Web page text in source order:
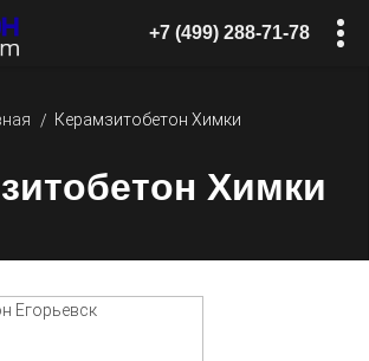
+7 (499) 288-71-78
Керамзитобетон Химки
Химки